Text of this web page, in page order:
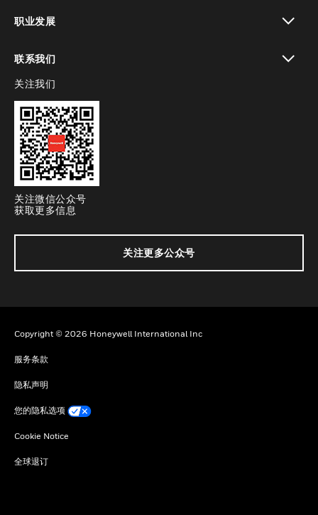
职业发展
联系我们
toggle view
关注我们
关注微信公众号
获取更多信息
关注更多公众号
Copyright © 2026 Honeywell International Inc
服务条款
隐私声明
您的隐私选项
Cookie Notice
全球退订